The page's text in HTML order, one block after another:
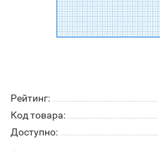
Рейтинг:
Код товара:
Доступно: